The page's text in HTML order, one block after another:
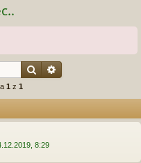
Hledat
1 z 1
8:29